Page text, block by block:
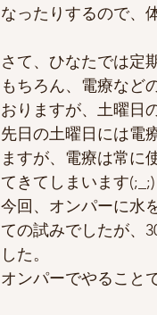
なったりするので、
さて、ひなたでは定
もちろん、電療など
おりますが、土曜日
先日の土曜日には電
ますが、電療は常に
てきてしまいます(;_;)
今回、オンパーに水
ての試みでしたが、
した。
オンパーでやること